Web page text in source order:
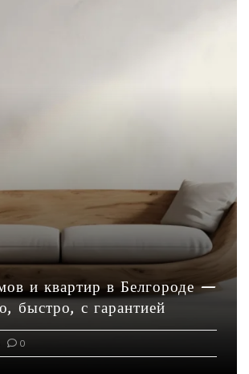
и квартир в Белгороде —
быстро, с гарантией
0